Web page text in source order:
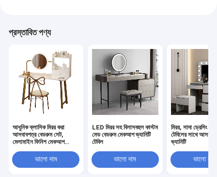
প্রস্তাবিত পণ্য
আধুনিক ক্লাসিক মিরর করা
আসবাবপত্র বেডরুম সেট,
মেলামাইন ফিনিশ মেকআপ
ভালো দাম
LED মিরর সহ বিলাসবহুল কাস্টম
মেড বেডরুম মেকআপ ভ্যানিটি
টেবিল
ভালো দাম
মিরর, সাদা ড্রেসিং
টেবিলের সাথে
ভ্যানিটি
ভালো দাম